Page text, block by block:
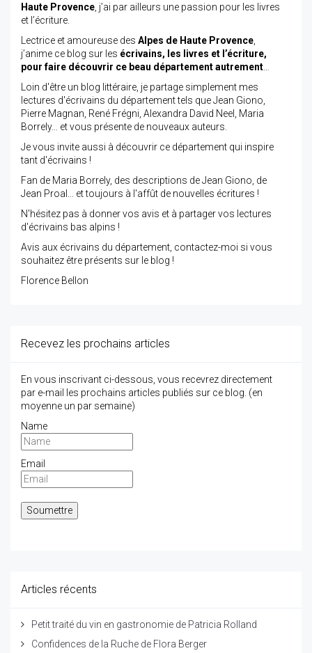
Haute Provence , j’ai par ailleurs une passion pour les livres
et l’écriture.
Lectrice et amoureuse des Alpes de Haute Provence
j’anime ce blog sur les écrivains, les livres et l’écriture,
pour faire découvrir ce beau département autrement
Loin d'être un blog littéraire, je partage simplement mes
lectures d'écrivains du département tels que Jean Giono,
Pierre Magnan, René Frégni, Alexandra David Neel, Maria
Borrely... et vous présente de nouveaux auteurs.
Je vous invite aussi à découvrir ce département qui inspire
tant d'écrivains !
Fan de Maria Borrely, des descriptions de Jean Giono, de
Jean Proal... et toujours à l'affût de nouvelles écritures !
N'hésitez pas à donner vos avis et à partager vos lectures
d'écrivains bas alpins !
Avis aux écrivains du département, contactez-moi si vous
souhaitez être présents sur le blog !
Florence Bellon
Recevez les prochains articles
En vous inscrivant ci-dessous, vous recevrez directement
par e-mail les prochains articles publiés sur ce blog. (en
moyenne un par semaine)
Name
Email
Articles récents
Petit traité du vin en gastronomie de Patricia Rolland
Confidences de la Ruche de Flora Berger